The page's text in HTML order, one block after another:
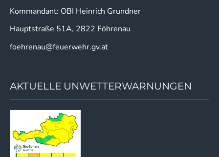
Kommandant: OBI Heinrich Grundner
Hauptstraße 51A, 2822 Föhrenau
foehrenau@feuerwehr.gv.at
AKTUELLE UNWETTERWARNUNGEN